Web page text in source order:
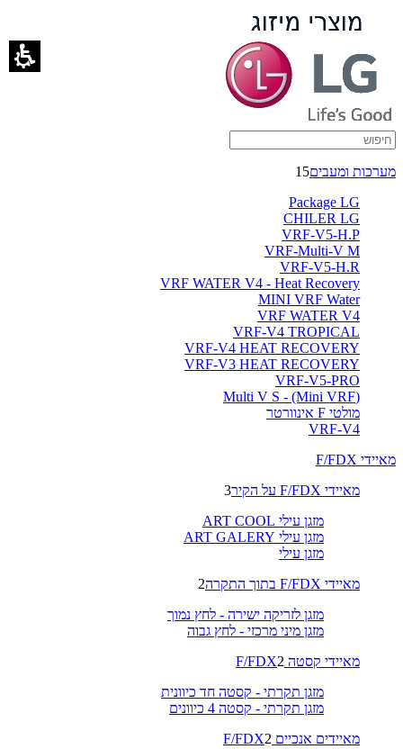
VRF-
V4
ברימאג
מערכות
מערכות ומעבים15
Package LG
CHILER LG
VRF-V5-H.P
VRF-Multi-V M
VRF-V5-H.R
VRF WATER V4 - Heat Recovery
MINI VRF Water
VRF WATER V4
VRF-V4 TROPICAL
VRF-V4 HEAT RECOVERY
VRF-V3 HEAT RECOVERY
VRF-V5-PRO
(Multi V S - (Mini VRF
מולטי F אינוורטר
VRF-V4
מאיידי F/FDX
מאיידי F/FDX על הקיר
3
מזגן עילי ART COOL
מזגן עילי ART GALERY
מזגן עילי
מאיידי F/FDX בתוך התקרה
2
מזגן לזריקה ישירה - לחץ נמוך
מזגן מיני מרכזי - לחץ גבוה
מאיידי קסטה F/FDX 2
מזגן תקרתי - קסטה חד כיוונית
מזגן תקרתי - קסטה 4 כיוונים
מאיידים אנכיים F/FDX 2